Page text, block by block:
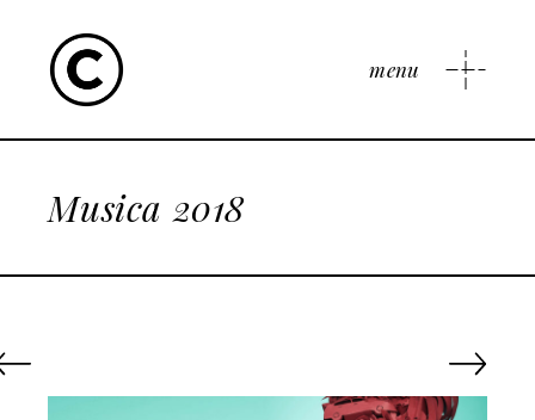
menu
Musica 2018